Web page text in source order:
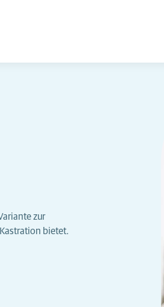
zur
bietet.